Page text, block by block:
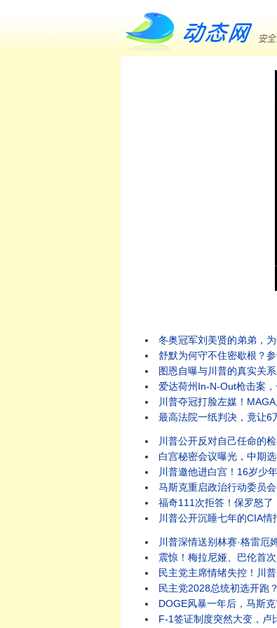
冬奥冠军刘美贤的弟弟，为何突
舒默为何守不住密歇根？参
图恩自曝与川普的真实关
爱达荷州In-N-Out枪击案，一
川普夺冠打脸左媒！
最高法院一纸判决，竟让6万
川普公开反对自己任命的检
白宫秘密会议曝光，中期选
川普邀他进白宫！16岁少
马斯克重启政治行动委员会，
福奇111次拒答！保罗怒了：下
川普公开沉睡七年的CIA情
川普深情送别林赛·格雷厄姆！
震惊！梅拉尼娅、巴伦首
民主党主席情绪失控！川
民主党2028总统初选开跑？南卡
DOGE风暴一年后，马斯克
F-1签证制度突然大变，卢比